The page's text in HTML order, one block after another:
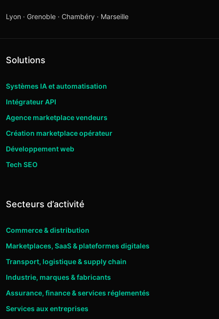
Lyon · Grenoble · Chambéry · Marseille
Solutions
Systèmes IA et automatisation
Intégrateur API
Agence marketplace vendeurs
Création marketplace opérateur
Développement web
Tech SEO
Secteurs d’activité
Commerce & distribution
Marketplaces, SaaS & plateformes digitales
Transport, logistique & supply chain
Industrie, marques & fabricants
Assurance, finance & services réglementés
Services aux entreprises